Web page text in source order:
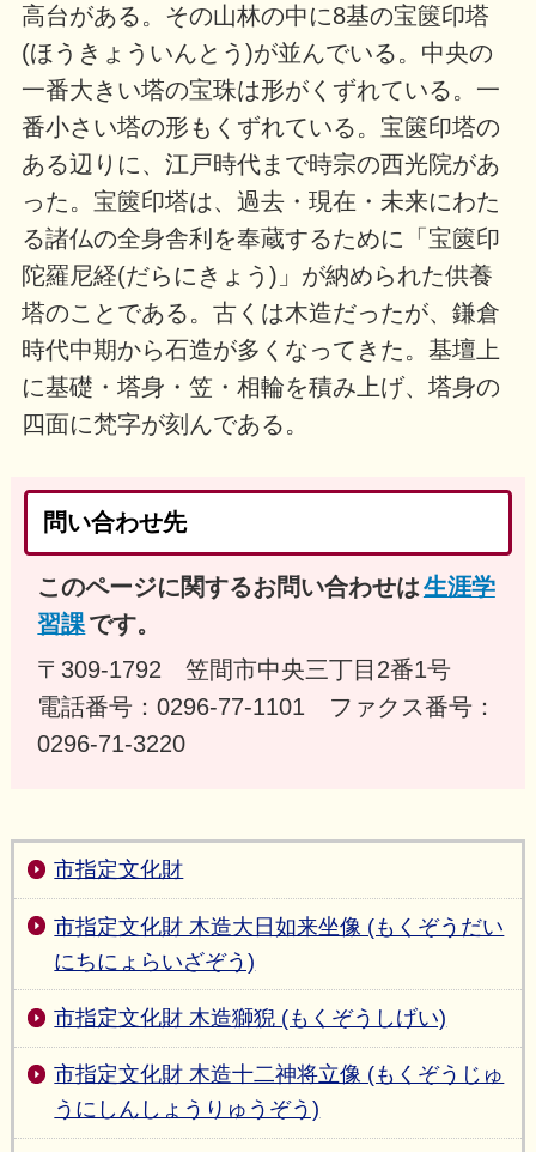
高台がある。その山林の中に8基の宝篋印塔
(ほうきょういんとう)が並んでいる。中央の
一番大きい塔の宝珠は形がくずれている。一
番小さい塔の形もくずれている。宝篋印塔の
ある辺りに、江戸時代まで時宗の西光院があ
った。宝篋印塔は、過去・現在・未来にわた
る諸仏の全身舎利を奉蔵するために「宝篋印
陀羅尼経(だらにきょう)」が納められた供養
塔のことである。古くは木造だったが、鎌倉
時代中期から石造が多くなってきた。基壇上
に基礎・塔身・笠・相輪を積み上げ、塔身の
四面に梵字が刻んである。
問い合わせ先
このページに関するお問い合わせは生涯学
習課です。
〒309-1792 笠間市中央三丁目2番1号
電話番号：0296-77-1101 ファクス番号：
0296-71-3220
市指定文化財
市指定文化財 木造大日如来坐像 (もくぞうだい
にちにょらいざぞう)
市指定文化財 木造獅猊 (もくぞうしげい)
市指定文化財 木造十二神将立像 (もくぞうじゅ
うにしんしょうりゅうぞう)